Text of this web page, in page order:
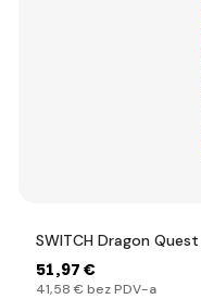
SWITCH Dragon
51,97 €
41,58 € bez PDV-a